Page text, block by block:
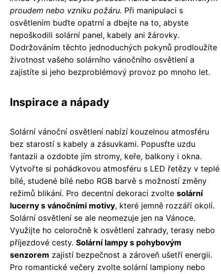
proudem nebo vzniku požáru. Při manipulaci s
osvětlením buďte opatrní a dbejte na to, abyste
nepoškodili solární panel, kabely ani žárovky.
Dodržováním těchto jednoduchých pokynů prodloužíte
životnost vašeho solárního vánočního osvětlení a
zajistíte si jeho bezproblémový provoz po mnoho let.
Inspirace a nápady
Solární vánoční osvětlení nabízí kouzelnou atmosféru
bez starostí s kabely a zásuvkami. Popusťte uzdu
fantazii a ozdobte jím stromy, keře, balkony i okna.
Vytvořte si pohádkovou atmosféru s LED řetězy v teplé
bílé, studené bílé nebo RGB barvě s možností změny
režimů blikání. Pro decentní dekoraci zvolte solární
lucerny s vánočními motivy, které jemně rozzáří okolí.
Solární osvětlení se ale neomezuje jen na Vánoce.
Využijte ho celoročně k osvětlení zahrady, terasy nebo
příjezdové cesty. Solární lampy s pohybovým
senzorem zajistí bezpečnost a zároveň ušetří energii.
Pro romantické večery zvolte solární lampiony nebo